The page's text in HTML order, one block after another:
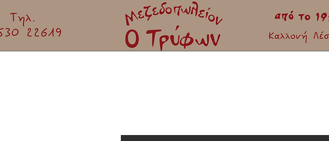
Πετριτζικλής